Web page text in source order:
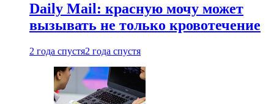
Daily Mail: красную мочу может
вызывать не только кровотечение
2 года спустя2 года спустя